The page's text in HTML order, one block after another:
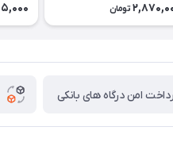
تومان
امن درگاه های بانکی